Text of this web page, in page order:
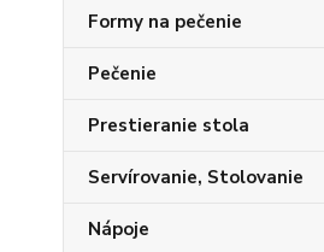
Formy na pečenie
Pečenie
Prestieranie stola
Servírovanie, Stolovanie
Nápoje